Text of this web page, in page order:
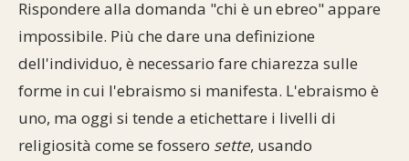
Sbirciamo Eretz Israel
La Legge Orale
it.cultura.ebraica
Collegamenti utili
Rispondere alla domanda "chi è un ebreo" appare
impossibile. Più che dare una definizione
dell'individuo, è necessario fare chiarezza sulle
forme in cui l'ebraismo si manifesta. L'ebraismo è
uno, ma oggi si tende a etichettare i livelli di
religiosità come se fossero sette, usando